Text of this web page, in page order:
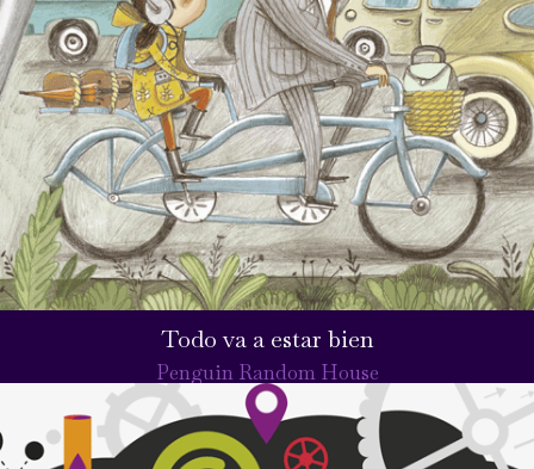
Todo va a estar bien
Penguin Random House